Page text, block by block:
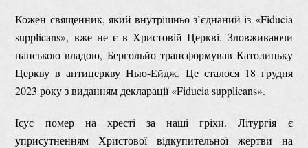
Кожен священник, який внутрішньо з’єднаний із «Fiducia
supplicans», вже не є в Христовій Церкві. Зловживаючи
папською владою, Бергольйо трансформував Католицьку
Церкву в антицеркву Нью-Ейдж. Це сталося 18 грудня
2023 року з виданням декларації «Fiducia supplicans».
Ісус помер на хресті за наші гріхи. Літургія є
уприсутненням Христової відкупительної жертви на